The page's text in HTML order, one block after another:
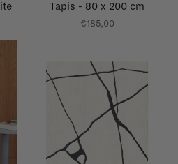
Tapis - 80 x 200 cm
€185,00